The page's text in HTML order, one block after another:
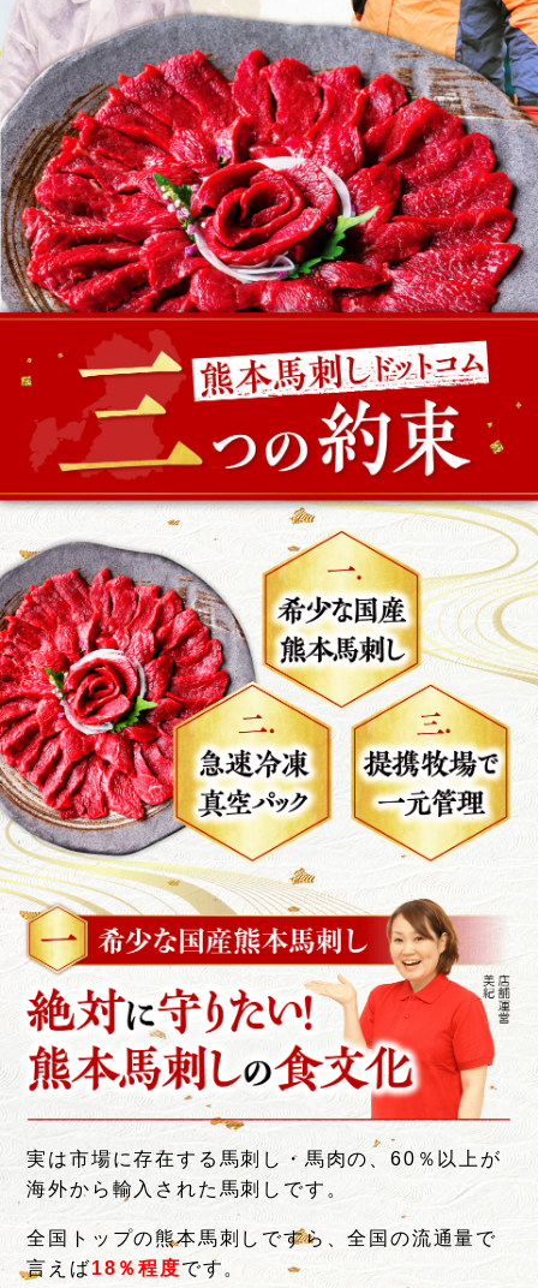
紅の豚さん 1 購入者
非公開
投稿日
2025/01/20
いつも美味しくいただいています。どれも新鮮で
しっかり馬肉の味を味わえます。孫が特にユッケ
が大好きで、一人で2人前をペロリと平らげてしま
います。またお願いしたいと思います。
1
投稿日
2025/01/15
今回で4度目の購入となります。夫も子供達も好き
なので、頼んだよ～と言うと満面の笑みで早く食
べたい!といつも楽しみにしています。今回、初め
て馬肉のタタキを購入しました。生よりも獣感が
多少ありますが、生にはない食感と味わいにビッ
クリ！美味しいです!味付けもシンプルに塩·胡椒の
みですが、それがいい！やみつきになります!お値
段もお手頃なので、またリピートしたいと思って
います!
cyoro 1 購入者
非公開
投稿日
2024/05/22
いつも美味しく頂いておりめす。
熊本に親戚がいてご馳走になって以来
主人が馬刺し馬刺し熊本の馬刺しが食べたいと買
わせて頂きました。
一年に数回ですが
美味しくいただかせて頂いてます。
ありがとうございます😊
主人の誕生日などなど
そんなには頻繁には買えませんが
たまに贅沢しても良いかなってもうすぐ父の日な
のでまたお願いしようと思っています😊
主人は、父ちゃうけどまあいいか😊
実は市場に存在する馬刺し・馬肉の、60％以上が
海外から輸入された馬刺しです。
全国トップの熊本馬刺しですら、全国の流通量で
言えば18％程度です。